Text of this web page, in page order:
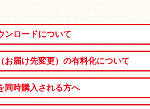
ンロードについて
お届け先変更）の有料化について
同時購入される方へ